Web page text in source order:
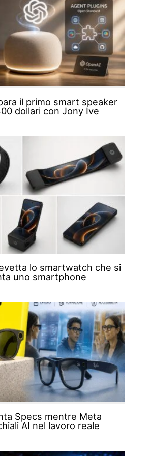
il primo smart speaker
dollari con Jony Ive
lo smartwatch che si
uno smartphone
Specs mentre Meta
AI nel lavoro reale